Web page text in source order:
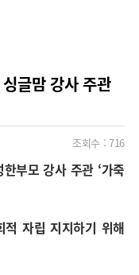
글맘 강사 주관
조회수 : 716
부모 강사 주관 ‘가죽
적 자립 지지하기 위해